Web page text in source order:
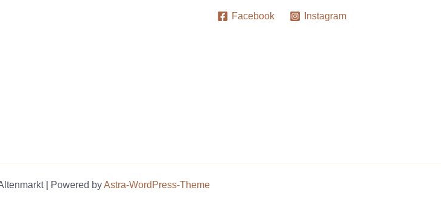
Facebook Instagram
| Powered byAstra-WordPress-Theme